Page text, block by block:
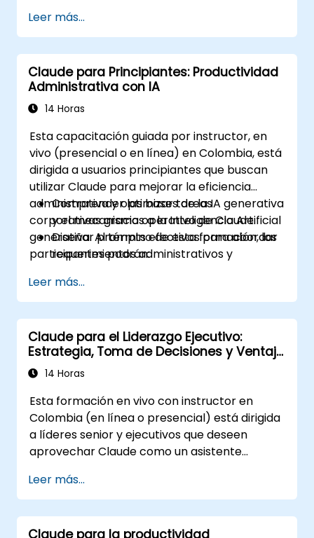
Integrar Claude AI con herramientas y
plataformas empresariales existentes.
Optimizar la toma de decisiones y la
gestión de tareas impulsadas por IA.
Leer más...
Claude para Principiantes: Productividad
Administrativa con IA
14 Horas
Esta capacitación guiada por instructor, en
vivo (presencial o en línea) en Colombia, está
dirigida a usuarios principiantes que buscan
utilizar Claude para mejorar la eficiencia
administrativa y optimizar tareas
corporativas gracias a la Inteligencia Artificial
generativa. Al término de esta formación, los
participantes podrán:
Comprender las bases de la IA generativa
y el mecanismo operativo de Claude.
Diseñar prompts efectivos para abordar
requerimientos administrativos y
Redactar y optimizar documentos,
correos electrónicos e informes utilizando
IA.
Gestionar tareas y mejorar la
organización de actividades
administrativas diarias.
básico de datos y manejo de hojas de
cálculo.
Aplicar buenas prácticas de seguridad y
verificación en el contenido generado por
Leer más...
Claude para el Liderazgo Ejecutivo:
Estrategia, Toma de Decisiones y Ventaja
Competitiva
14 Horas
Esta formación en vivo con instructor en
Colombia (en línea o presencial) está dirigida
a líderes senior y ejecutivos que deseen
aprovechar Claude como un asistente
toma de decisiones, acelerar la planificación y
construir una ventaja competitiva mediante
un liderazgo potenciado por IA.
Leer más...
Claude para la productividad